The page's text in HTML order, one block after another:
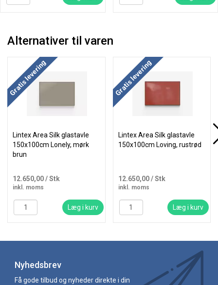
Alternativer til varen
Køb mere og spar
Gratis levering
Lintex Area Silk glastavle
150x100cm Lonely, mørk
brun
12.650,00/ Stk
inkl. moms
Læg i kurv
Køb mere og spar
Gratis levering
Lintex Area Silk glastavle
150x100cm Loving, rustrød
12.650,00/ Stk
inkl. moms
Læg i kurv
Nyhedsbrev
Få gode tilbud og nyheder direkte i din